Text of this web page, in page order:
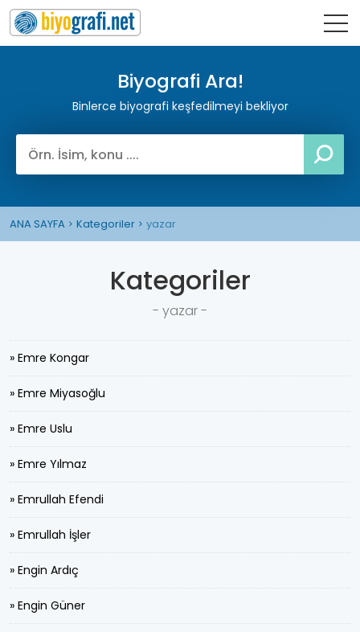
Biyografi Ara!
Binlerce biyografi keşfedilmeyi bekliyor
ANA SAYFA Kategoriler yazar
Kategoriler
- yazar -
» Emre Kongar
» Emre Miyasoğlu
» Emre Uslu
» Emre Yılmaz
» Emrullah Efendi
» Emrullah İşler
» Engin Ardıç
» Engin Güner